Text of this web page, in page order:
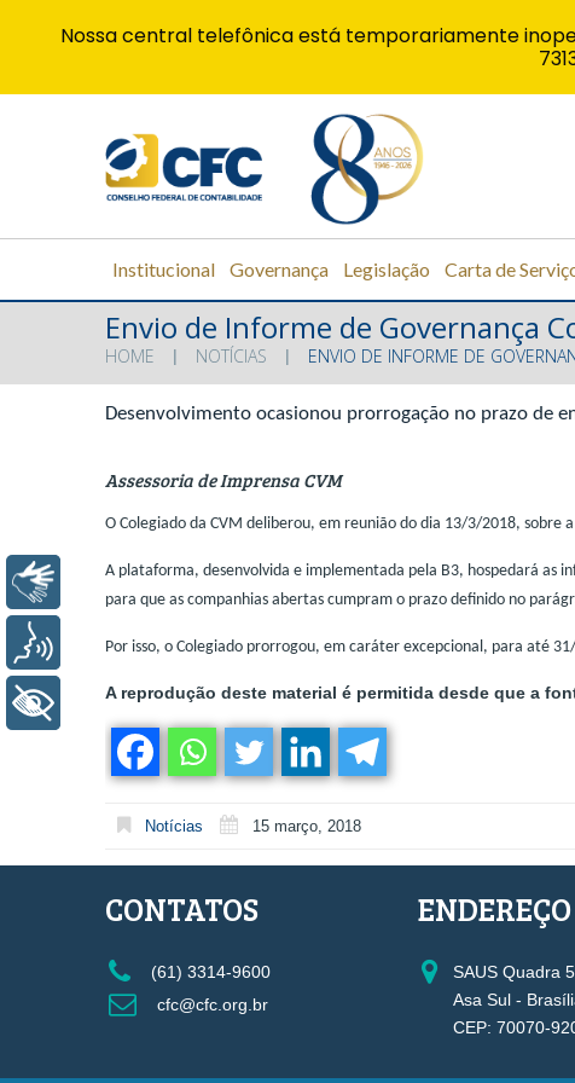
Institucional Governança Legislação Carta de
Envio de Informe de Governança
HOME NOTÍCIAS ENVIO DE INFORME DE
Desenvolvimento ocasionou prorrogação no prazo de
Assessoria de Imprensa CVM
O Colegiado da CVM deliberou, em reunião do dia 13/3/2018, sobre
A plataforma, desenvolvida e implementada pela B3, hospedará as
para que as companhias abertas cumpram o prazo definido no
Por isso, o Colegiado prorrogou, em caráter excepcional, para até
A reprodução deste material é permitida desde que a
Notícias 15 março, 2018
CONTATOS
(61) 3314-9600
cfc@cfc.org.br
ENDEREÇO
SAUS Quadra
Asa Sul -
CEP: 70070-
Nossa central telefônica está temporariamente
Libras
Voz
+ Acessibilidade